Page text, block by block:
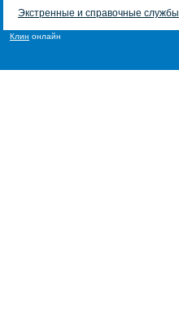
Экстренные и справочные службы
Клин онлайн